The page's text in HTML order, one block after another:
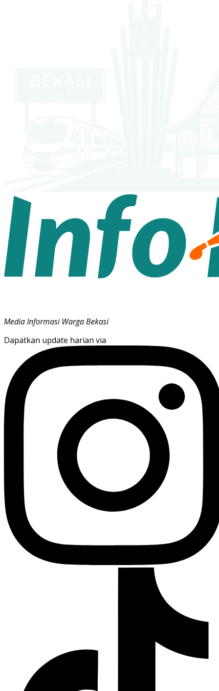
Media Informasi Warga Bekasi
Dapatkan update harian via